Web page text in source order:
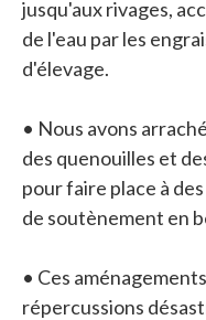
jusqu'aux rivages,
de l'eau par les
d'élevage.
• Nous avons
des quenouilles et
pour faire place à
de soutènement en
• Ces
répercussions